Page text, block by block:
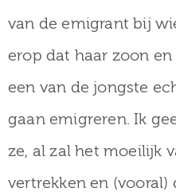
van de emigrant bij
erop dat haar zoon
een van de jongste
gaan emigreren. Ik
ze, al zal het moeilijk
vertrekken en